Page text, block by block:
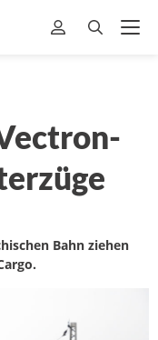
Bahn ziehen